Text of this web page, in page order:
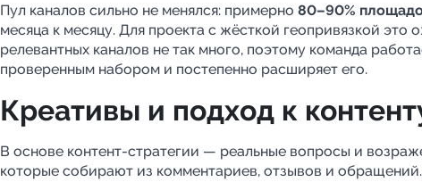
Пул каналов сильно не менялся: примерно 80–90%
месяца к месяцу. Для проекта с жёсткой геопривязкой это
релевантных каналов не так много, поэтому команда
проверенным набором и постепенно расширяет его.
Креативы и подход к
В основе контент-стратегии — реальные вопросы и
которые собирают из комментариев, отзывов и